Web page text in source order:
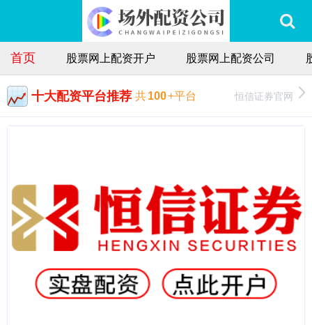
首页 股票网上配资开户 股票网上配资公司
十大配资平台推荐 共100+平台 恒信证券官网